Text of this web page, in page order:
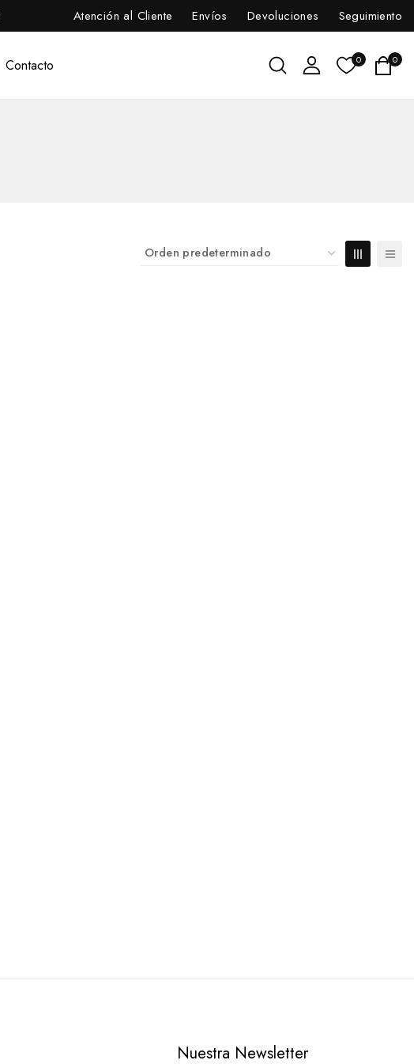
Atención al Cliente Envíos Devoluciones Seguimiento
Contacto 0 0
Nuestra Newsletter